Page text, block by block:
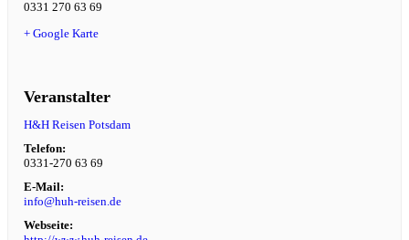
0331 270 63 69
+ Google Karte
Veranstalter
H&H Reisen Potsdam
Telefon:
0331-270 63 69
E-Mail:
info@huh-reisen.de
Webseite: